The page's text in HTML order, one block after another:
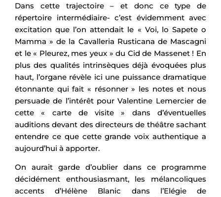
Dans cette trajectoire – et donc ce type de
répertoire intermédiaire- c’est évidemment avec
excitation que l’on attendait le « Voi, lo Sapete o
Mamma » de la Cavalleria Rusticana de Mascagni
et le « Pleurez, mes yeux » du Cid de Massenet ! En
plus des qualités intrinsèques déjà évoquées plus
haut, l’organe révèle ici une puissance dramatique
étonnante qui fait « résonner » les notes et nous
persuade de l’intérêt pour Valentine Lemercier de
cette « carte de visite » dans d’éventuelles
auditions devant des directeurs de théâtre sachant
entendre ce que cette grande voix authentique a
aujourd’hui à apporter.
On aurait garde d’oublier dans ce programme
décidément enthousiasmant, les mélancoliques
accents d’Hélène Blanic dans l’Elégie de